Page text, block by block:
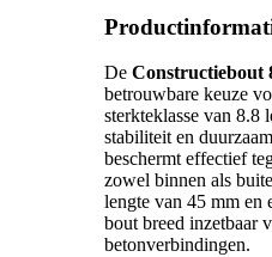
De Constructiebout
betrouwbare keuze
sterkteklasse van 8.8
stabiliteit en
beschermt effectief
zowel binnen als
lengte van 45 mm en
bout breed inzetbaar
betonverbindingen.